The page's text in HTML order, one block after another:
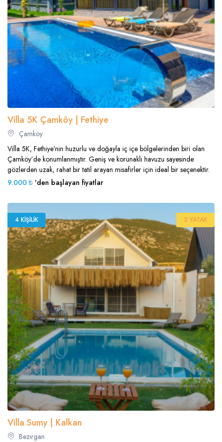
Villa 5K Çamköy | Fethiye
Çamköy
Villa 5K, Fethiye’nin huzurlu ve doğayla iç içe bölgelerinden biri olan
Çamköy’de konumlanmıştır. Geniş ve korunaklı havuzu sayesinde
gözlerden uzak, rahat bir tatil arayan misafirler için ideal bir seçenektir.
9.000 ₺ 'den başlayan fiyatlar
4 KIŞILIK 2 YATAK
Villa Sumy | Kalkan
Bezirgan